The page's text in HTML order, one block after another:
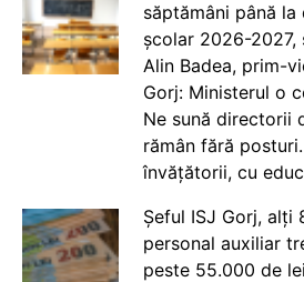
săptămâni până la
școlar 2026-2027,
Alin Badea, prim-
Gorj: Ministerul o
Ne sună directorii
rămân fără
învățătorii, cu
Șeful ISJ Gorj, alți
personal auxiliar
peste 55.000 de